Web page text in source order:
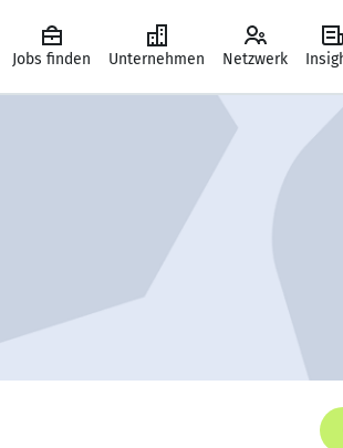
Jobs finden Unternehmen Netzwerk